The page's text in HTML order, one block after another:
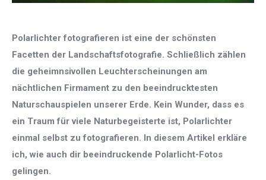
Polarlichter fotografieren ist eine der schönsten
Facetten der Landschaftsfotografie. Schließlich zählen
die geheimnsivollen Leuchterscheinungen am
nächtlichen Firmament zu den beeindrucktesten
Naturschauspielen unserer Erde. Kein Wunder, dass es
ein Traum für viele Naturbegeisterte ist, Polarlichter
einmal selbst zu fotografieren. In diesem Artikel erkläre
ich, wie auch dir beeindruckende Polarlicht-Fotos
gelingen.